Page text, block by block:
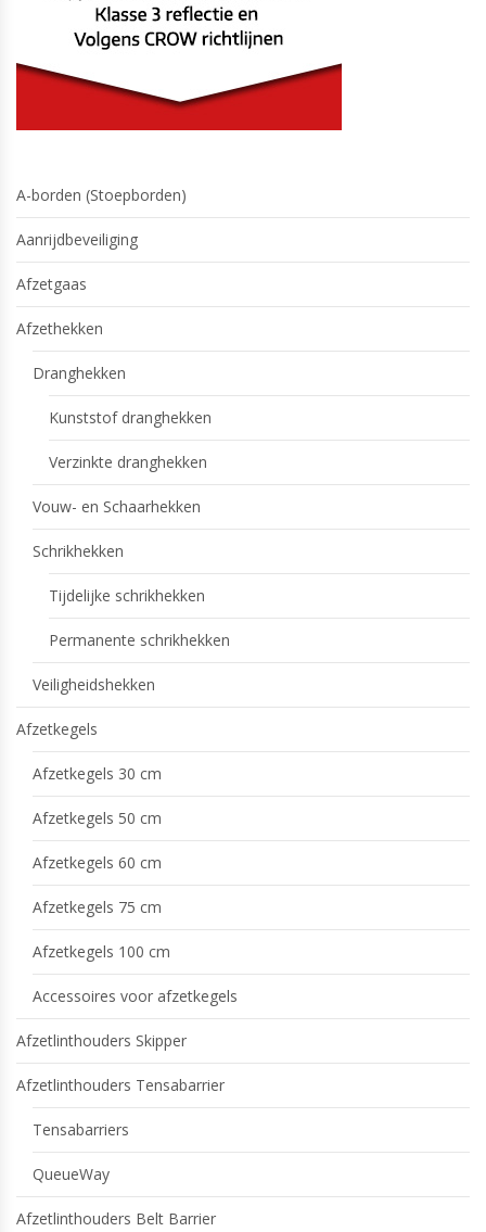
A-borden (Stoepborden)
Aanrijdbeveiliging
Afzetgaas
Afzethekken
Dranghekken
Kunststof dranghekken
Verzinkte dranghekken
Vouw- en Schaarhekken
Schrikhekken
Tijdelijke schrikhekken
Permanente schrikhekken
Veiligheidshekken
Afzetkegels
Afzetkegels 30 cm
Afzetkegels 50 cm
Afzetkegels 60 cm
Afzetkegels 75 cm
Afzetkegels 100 cm
Accessoires voor afzetkegels
Afzetlinthouders Skipper
Afzetlinthouders Tensabarrier
Tensabarriers
QueueWay
Afzetlinthouders Belt Barrier